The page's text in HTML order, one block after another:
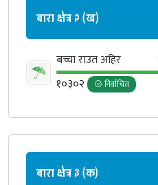
बारा क्षेत्र २ (ख)
बच्चा राउत अहिर
१०३०२
निर्वाचित
बारा क्षेत्र ३ (क)